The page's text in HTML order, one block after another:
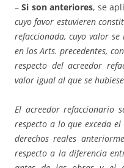
–Si son anteriores, se
cuyo favor estuvieren
refaccionada, cuyo valor
en los Arts. precedentes,
respecto del acreedor
valor igual al que se
El acreedor refaccionario
respecto a lo que exceda
derechos reales
respecto a la diferencia